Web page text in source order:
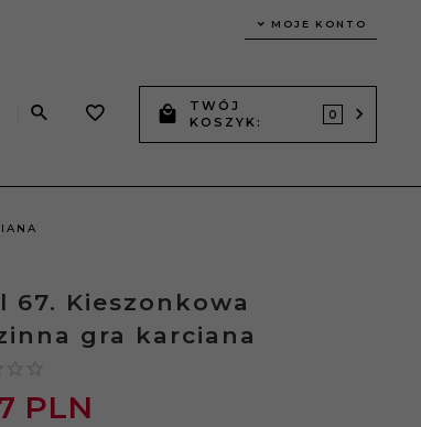
MOJE KONTO
TWÓJ
KOSZYK:
0
67. Kieszonkowa
gra karciana
PLN